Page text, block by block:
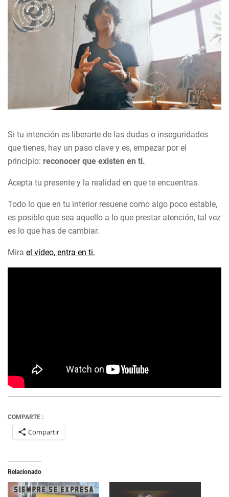
Si tu intención es liberarte de las dudas o inseguridades
que tienes, hay un paso clave y es, empezar por el
principio: reconocer que existen en ti.
Acepta tu presente y la realidad en que te encuentras.
Todo lo que en tu interior resuene como algo poco estable,
es posible que sea aquello a lo que prestar atención, tal vez
es lo que has de cambiar.
Mira el vídeo, entra en ti.
COMPARTE :
Compartir
Relacionado